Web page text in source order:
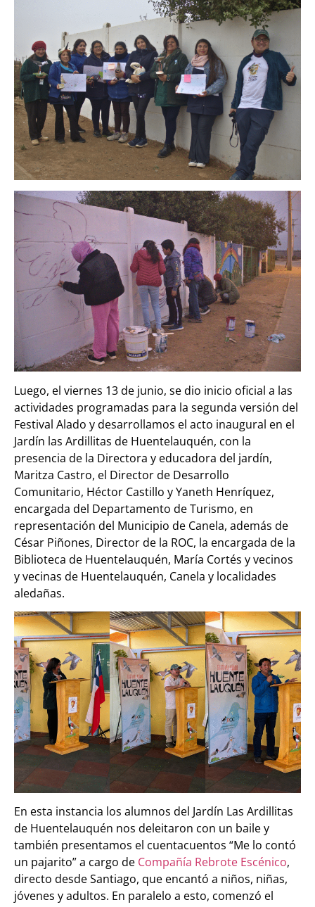
Luego, el viernes 13 de junio, se dio inicio oficial a las
actividades programadas para la segunda versión del
Festival Alado y desarrollamos el acto inaugural en el
Jardín las Ardillitas de Huentelauquén, con la
presencia de la Directora y educadora del jardín,
Maritza Castro, el Director de Desarrollo
Comunitario, Héctor Castillo y Yaneth Henríquez,
encargada del Departamento de Turismo, en
representación del Municipio de Canela, además de
César Piñones, Director de la ROC, la encargada de la
Biblioteca de Huentelauquén, María Cortés y vecinos
y vecinas de Huentelauquén, Canela y localidades
aledañas.
En esta instancia los alumnos del Jardín Las Ardillitas
de Huentelauquén nos deleitaron con un baile y
también presentamos el cuentacuentos “Me lo contó
un pajarito” a cargo de Compañía Rebrote Escénico,
directo desde Santiago, que encantó a niños, niñas,
jóvenes y adultos. En paralelo a esto, comenzó el